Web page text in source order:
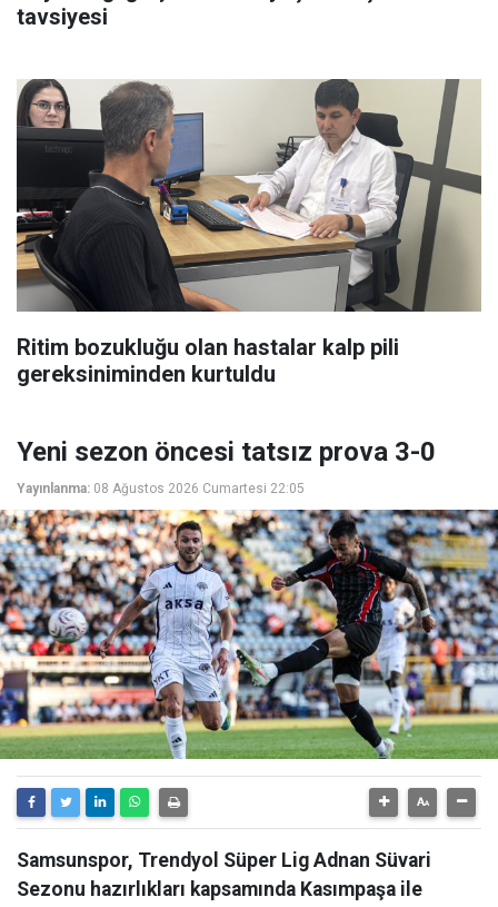
tavsiyesi
Ritim bozukluğu olan hastalar kalp pili
gereksiniminden kurtuldu
Yeni sezon öncesi tatsız prova 3-0
Yayınlanma: 08 Ağustos 2026 Cumartesi 22:05
Samsunspor, Trendyol Süper Lig Adnan Süvari
Sezonu hazırlıkları kapsamında Kasımpaşa ile